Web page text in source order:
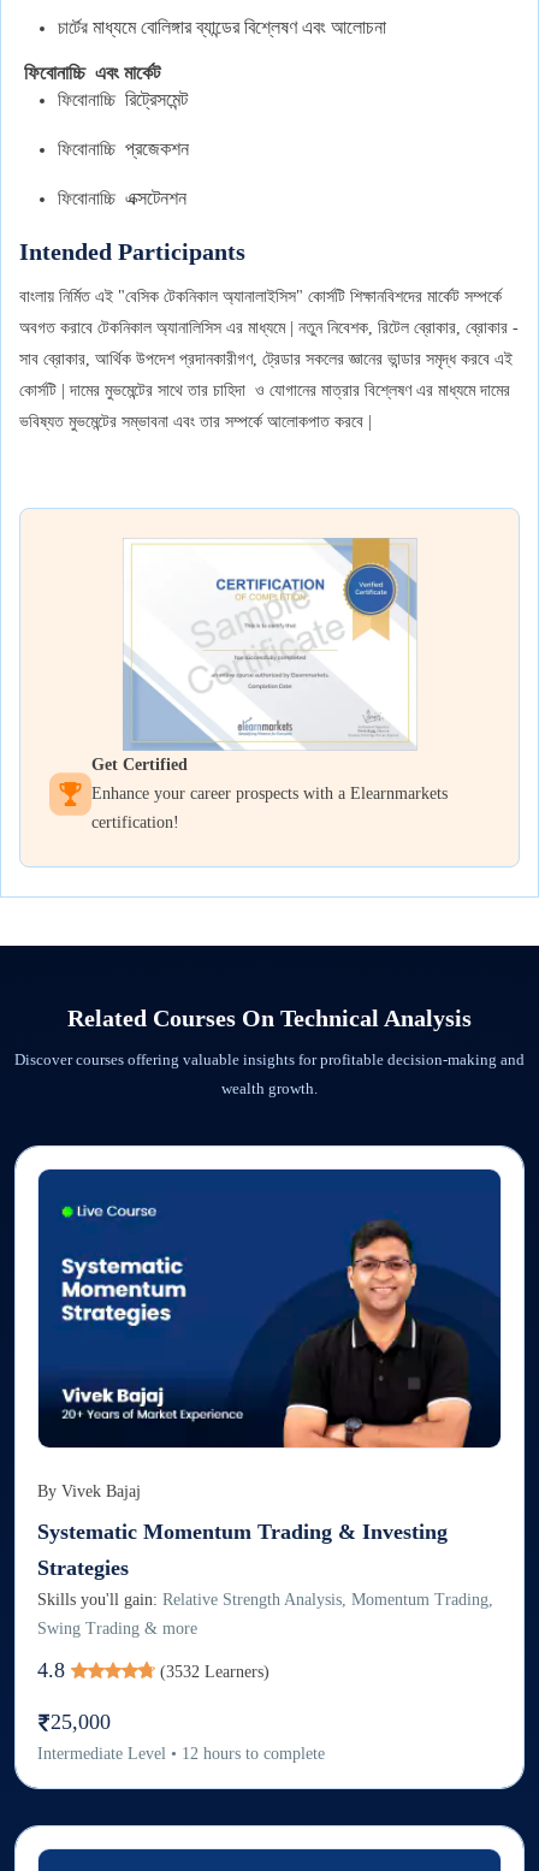
চার্টের মাধ্যমে বোলিঙ্গার ব্যান্ডের বিশ্লেষণ এবং আলোচনা
ফিবোনাচ্চি এবং মার্কেট
ফিবোনাচ্চি রিট্রেসমেন্ট
ফিবোনাচ্চি প্রজেকশন
ফিবোনাচ্চি এক্সটেনশন
Intended Participants
বাংলায় নির্মিত এই "বেসিক টেকনিকাল অ্যানালাইসিস" কোর্সটি শিক্ষানবিশদের মার্কেট সম্পর্কে
অবগত করাবে টেকনিকাল অ্যানালিসিস এর মাধ্যমে | নতুন নিবেশক, রিটেল ব্রোকার, ব্রোকার -
সাব ব্রোকার, আর্থিক উপদেশ প্রদানকারীগণ, ট্রেডার সকলের জ্ঞানের ভান্ডার সমৃদ্ধ করবে এই
কোর্সটি | দামের মুভমেন্টের সাথে তার চাহিদা ও যোগানের মাত্রার বিশ্লেষণ এর মাধ্যমে দামের
ভবিষ্যত মুভমেন্টের সম্ভাবনা এবং তার সম্পর্কে আলোকপাত করবে |
Get Certified
Enhance your career prospects with a Elearnmarkets
certification!
Related Courses On Technical Analysis
Discover courses offering valuable insights for profitable decision-making and
wealth growth.
By Vivek Bajaj
Systematic Momentum Trading & Investing
Strategies
Skills you'll gain: Relative Strength Analysis, Momentum Trading,
Swing Trading & more
4.8 (3532 Learners)
25,000
Intermediate Level • 12 hours to complete